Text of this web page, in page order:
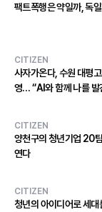
팩트폭행은 약일까, 독
CITIZEN
사자가온다, 수원 대평
영… “AI와 함께 나를 발
CITIZEN
양천구의 청년기업 20
연다
CITIZEN
청년의 아이디어로 세